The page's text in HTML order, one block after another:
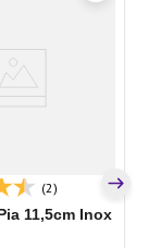
(2)
11,5cm Inox